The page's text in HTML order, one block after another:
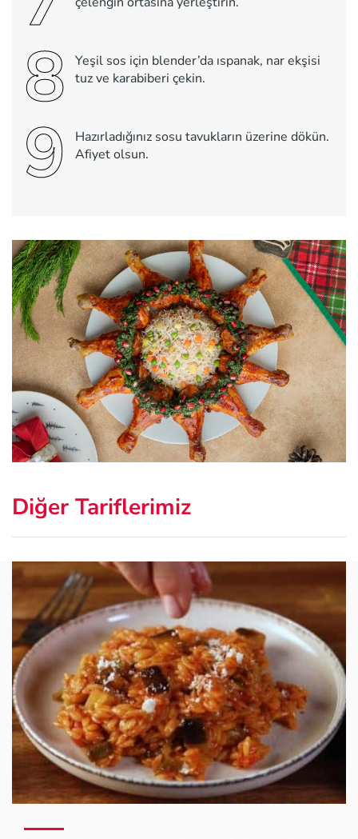
8
Yeşil sos için blender’da ıspanak, nar ekşisi
tuz ve karabiberi çekin.
9
Hazırladığınız sosu tavukların üzerine dökün.
Afiyet olsun.
Diğer Tariflerimiz